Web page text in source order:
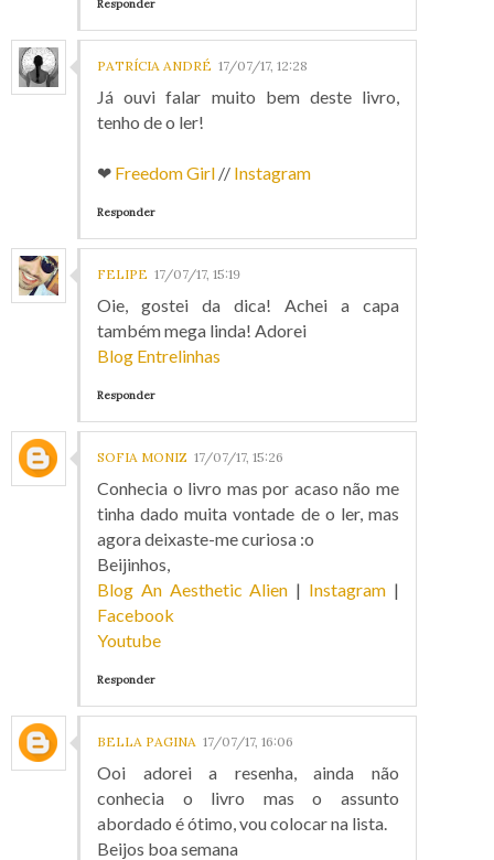
Responder
PATRÍCIA ANDRÉ 17/07/17, 12:28
Já ouvi falar muito bem deste livro,
tenho de o ler!
❤ Freedom Girl // Instagram
Responder
FELIPE 17/07/17, 15:19
Oie, gostei da dica! Achei a capa
também mega linda! Adorei
Blog Entrelinhas
Responder
SOFIA MONIZ 17/07/17, 15:26
Conhecia o livro mas por acaso não me
tinha dado muita vontade de o ler, mas
agora deixaste-me curiosa :o
Beijinhos,
Blog An Aesthetic Alien | Instagram |
Facebook
Youtube
Responder
BELLA PAGINA 17/07/17, 16:06
Ooi adorei a resenha, ainda não
conhecia o livro mas o assunto
abordado é ótimo, vou colocar na lista.
Beijos boa semana